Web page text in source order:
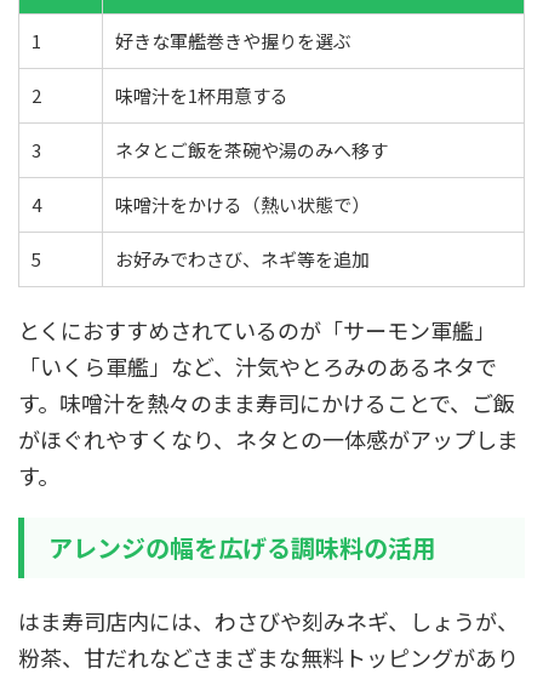
1 好きな軍艦巻きや握りを選ぶ
2 味噌汁を1杯用意する
3 ネタとご飯を茶碗や湯のみへ移す
4 味噌汁をかける（熱い状態で）
5 お好みでわさび、ネギ等を追加
とくにおすすめされているのが「サーモン軍艦」
「いくら軍艦」など、汁気やとろみのあるネタで
す。味噌汁を熱々のまま寿司にかけることで、ご飯
がほぐれやすくなり、ネタとの一体感がアップしま
す。
アレンジの幅を広げる調味料の活用
はま寿司店内には、わさびや刻みネギ、しょうが、
粉茶、甘だれなどさまざまな無料トッピングがあり